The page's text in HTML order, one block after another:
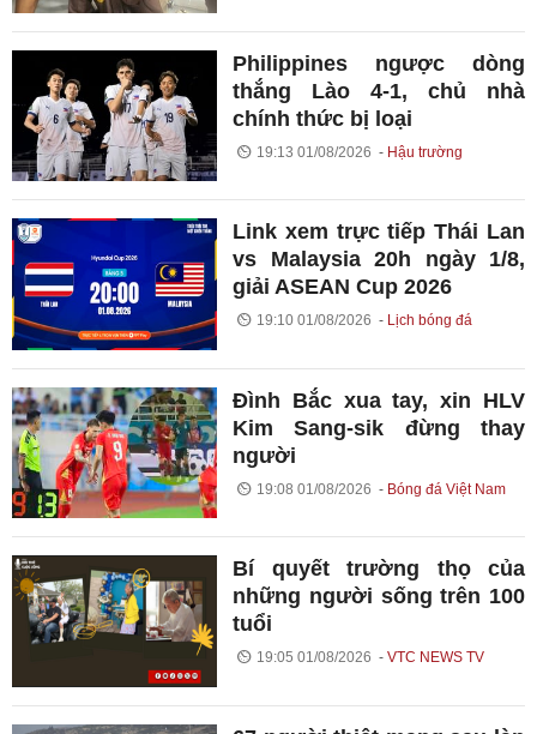
Philippines ngược dòng
thắng Lào 4-1, chủ nhà
chính thức bị loại
19:13 01/08/2026 Hậu trường
Link xem trực tiếp Thái Lan
vs Malaysia 20h ngày 1/8,
giải ASEAN Cup 2026
19:10 01/08/2026 Lịch bóng đá
Đình Bắc xua tay, xin HLV
Kim Sang-sik đừng thay
người
19:08 01/08/2026 Bóng đá Việt Nam
Bí quyết trường thọ của
những người sống trên 100
tuổi
19:05 01/08/2026 VTC NEWS TV